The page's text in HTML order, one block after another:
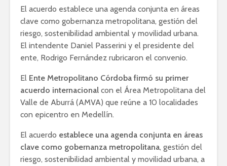
El acuerdo establece una agenda conjunta en áreas
clave como gobernanza metropolitana, gestión del
riesgo, sostenibilidad ambiental y movilidad urbana.
El intendente Daniel Passerini y el presidente del
ente, Rodrigo Fernández rubricaron el convenio.
El Ente Metropolitano Córdoba firmó su primer
acuerdo internacional con el Área Metropolitana del
Valle de Aburrá (AMVA) que reúne a 10 localidades
con epicentro en Medellín.
El acuerdo establece una agenda conjunta en áreas
clave como gobernanza metropolitana, gestión del
riesgo, sostenibilidad ambiental y movilidad urbana, a